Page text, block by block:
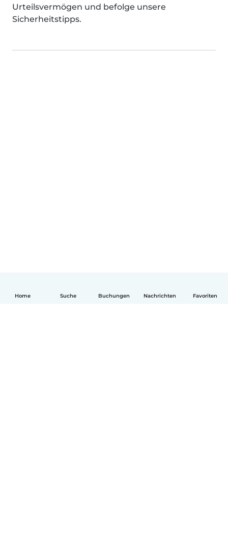
Home Suche Buchungen Nachrichten Favoriten
Urteilsvermögen und befolge unsere
Sicherheitstipps.